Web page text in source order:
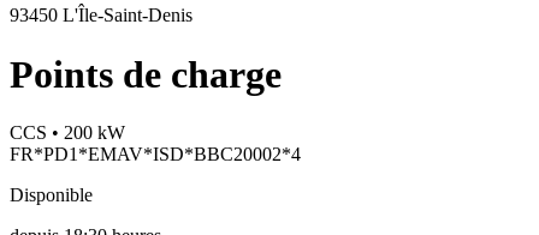
93450 L'Île-Saint-Denis
Points de charge
CCS • 200 kW
FR*PD1*EMAV*ISD*BBC20002*4
Disponible